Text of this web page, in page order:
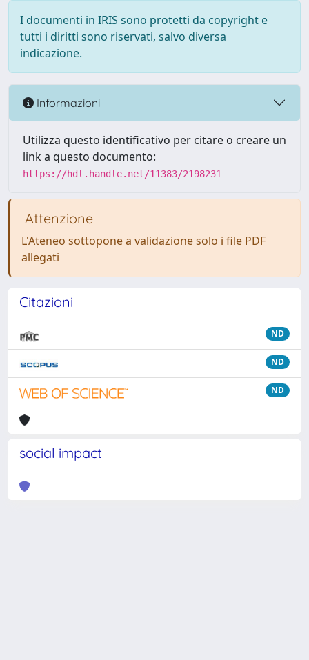
I documenti in IRIS sono protetti da copyright e
tutti i diritti sono riservati, salvo diversa
indicazione.
Informazioni
Utilizza questo identificativo per citare o creare un
link a questo documento:
https://hdl.handle.net/11383/2198231
Attenzione
L'Ateneo sottopone a validazione solo i file PDF
allegati
Citazioni
ND
ND
ND
social impact